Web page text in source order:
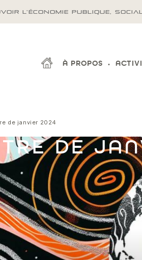
L'ÉCONOMIE PUBLIQUE,
À PROPOS
de janvier 2024
DE